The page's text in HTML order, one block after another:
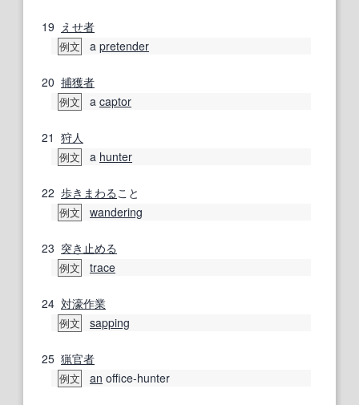
19 えせ者
例文 a pretender
20 捕獲者
例文 a captor
21 狩人
例文 a hunter
22 歩きまわること
例文 wandering
23 突き止める
例文 trace
24 対濠作業
例文 sapping
25 猟官者
例文 an office-hunter